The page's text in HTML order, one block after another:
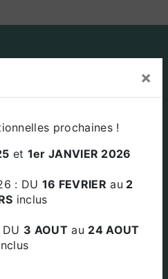
×
prochaines !
et 1er JANVIER 2026
: DU 16 FEVRIER au 2
inclus
3 AOUT au 24 AOUT